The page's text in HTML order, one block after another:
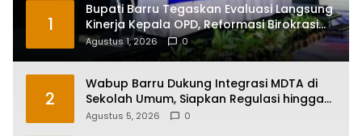
1
Bupati Barru Tegaskan Evaluasi Langsung
Kinerja Kepala OPD, Reformasi Birokrasi
Jadi Prioritas
Agustus 1, 2026 0
2
Wabup Barru Dukung Integrasi MDTA di
Sekolah Umum, Siapkan Regulasi hingga
Tim Khusus
Agustus 5, 2026 0